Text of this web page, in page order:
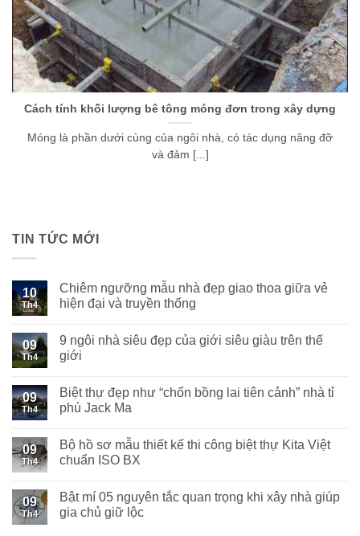
Cách tính khối lượng bê tông móng đơn trong xây dựng
Móng là phần dưới cùng của ngôi nhà, có tác dụng nâng đỡ
và đảm [...]
TIN TỨC MỚI
10
Th4
Chiêm ngưỡng mẫu nhà đẹp giao thoa giữa vẻ
hiện đại và truyền thống
09
Th4
9 ngôi nhà siêu đẹp của giới siêu giàu trên thế
giới
09
Th4
Biệt thự đẹp như “chốn bồng lai tiên cảnh” nhà tỉ
phú Jack Ma
09
Th4
Bộ hồ sơ mẫu thiết kế thi công biệt thự Kita Việt
chuẩn ISO BX
09
Th4
Bật mí 05 nguyên tắc quan trọng khi xây nhà giúp
gia chủ giữ lộc